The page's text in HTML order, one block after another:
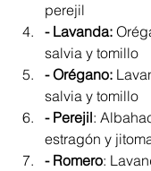
perejil
- Lavanda:
salvia y tomillo
- Orégano:
salvia y tomillo
- Perejil:
estragón y
- Romero: